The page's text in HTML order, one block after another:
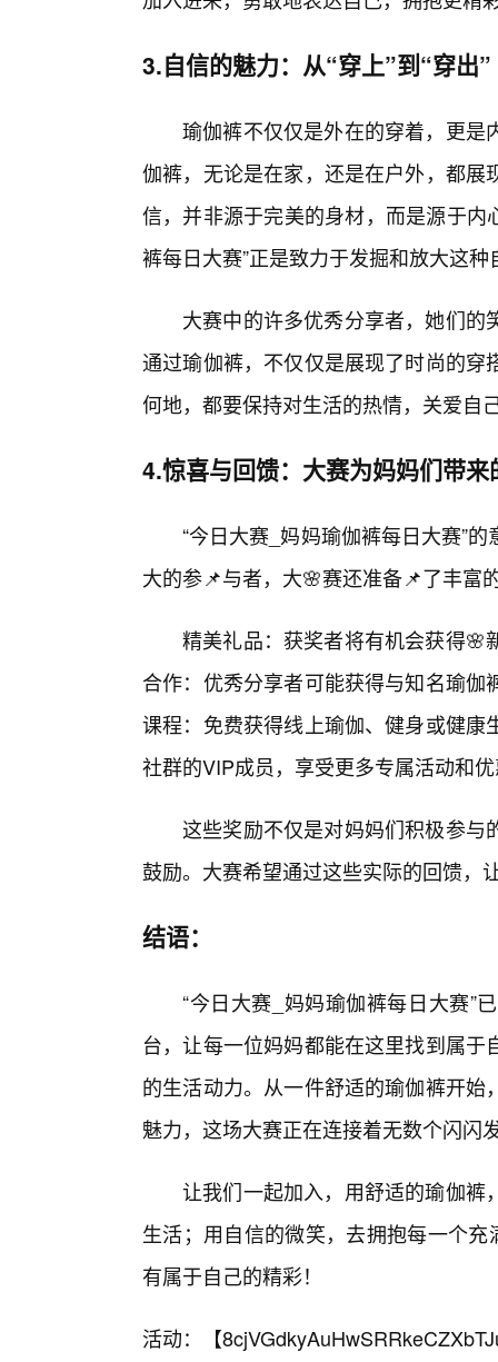
3.自信的魅力：从“穿上”到“穿出”
瑜伽裤不仅仅是外在的穿着，更是
伽裤，无论是在家，还是在户外，都
信，并非源于完美的身材，而是源于
裤每日大赛”正是致力于发掘和放大这种
大赛中的许多优秀分享者，她们
通过瑜伽裤，不仅仅是展现了时尚的
何地，都要保持对生活的热情，关爱自
4.惊喜与回馈：大赛为妈妈们带来
“今日大赛_妈妈瑜伽裤每日大赛”
大的参📌与者，大🌸赛还准备📌了丰富
精美礼品：获奖者将有机会获得🌸
合作：优秀分享者可能获得与知名瑜
课程：免费获得线上瑜伽、健身或健
社群的VIP成员，享受更多专属活动和
这些奖励不仅是对妈妈们积极参与
鼓励。大赛希望通过这些实际的回馈，
结语：
“今日大赛_妈妈瑜伽裤每日大赛”
台，让每一位妈妈都能在这里找到属
的生活动力。从一件舒适的瑜伽裤开
魅力，这场大赛正在连接着无数个闪闪
让我们一起加入，用舒适的瑜伽裤
生活；用自信的微笑，去拥抱每一个
有属于自己的精彩！
活动：【